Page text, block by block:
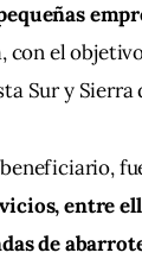
con el
Sur y Sierra
entre
de